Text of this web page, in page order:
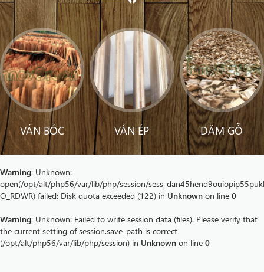
VÁN BÓC VÁN ÉP DĂM GỖ
Warning: Unknown:
open(/opt/alt/php56/var/lib/php/session/
O_RDWR) failed: Disk quota exceeded (122) in Unknown on line 0
Warning: Unknown: Failed to write session data (files). Please verify that
the current setting of session.save_path is correct
(/opt/alt/php56/var/lib/php/session) in Unknown on line 0